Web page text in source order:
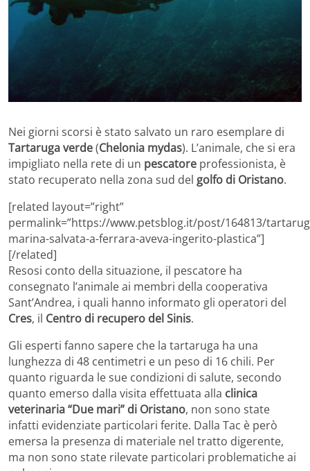
Nei giorni scorsi è stato salvato un raro esemplare di
Tartaruga verde(Chelonia mydas). L’animale, che si era
impigliato nella rete di un pescatore professionista, è
stato recuperato nella zona sud del golfo di Oristano.
[related layout=”right”
permalink=”https://www.petsblog.it/post/164813/
marina-salvata-a-ferrara-aveva-ingerito-plastica”]
[/related]
Resosi conto della situazione, il pescatore ha
consegnato l’animale ai membri della cooperativa
Sant’Andrea, i quali hanno informato gli operatori del
Cres, il Centro di recupero del Sinis.
Gli esperti fanno sapere che la tartaruga ha una
lunghezza di 48 centimetri e un peso di 16 chili. Per
quanto riguarda le sue condizioni di salute, secondo
quanto emerso dalla visita effettuata alla clinica
veterinaria “Due mari” di Oristano, non sono state
infatti evidenziate particolari ferite. Dalla Tac è però
emersa la presenza di materiale nel tratto digerente,
ma non sono state rilevate particolari problematiche ai